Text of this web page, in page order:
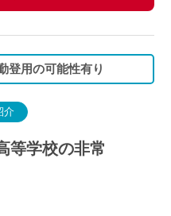
登用の可能性有り
介
等学校の非常